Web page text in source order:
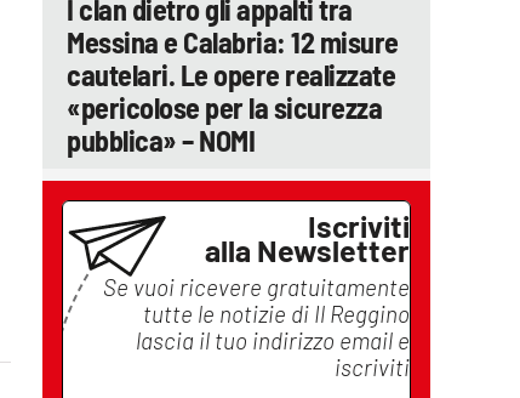
I clan dietro gli appalti tra
Messina e Calabria: 12 misure
cautelari. Le opere realizzate
«pericolose per la sicurezza
pubblica» – NOMI
Iscriviti
alla Newsletter
Se vuoi ricevere gratuitamente
tutte le notizie di Il Reggino
lascia il tuo indirizzo email e
iscriviti